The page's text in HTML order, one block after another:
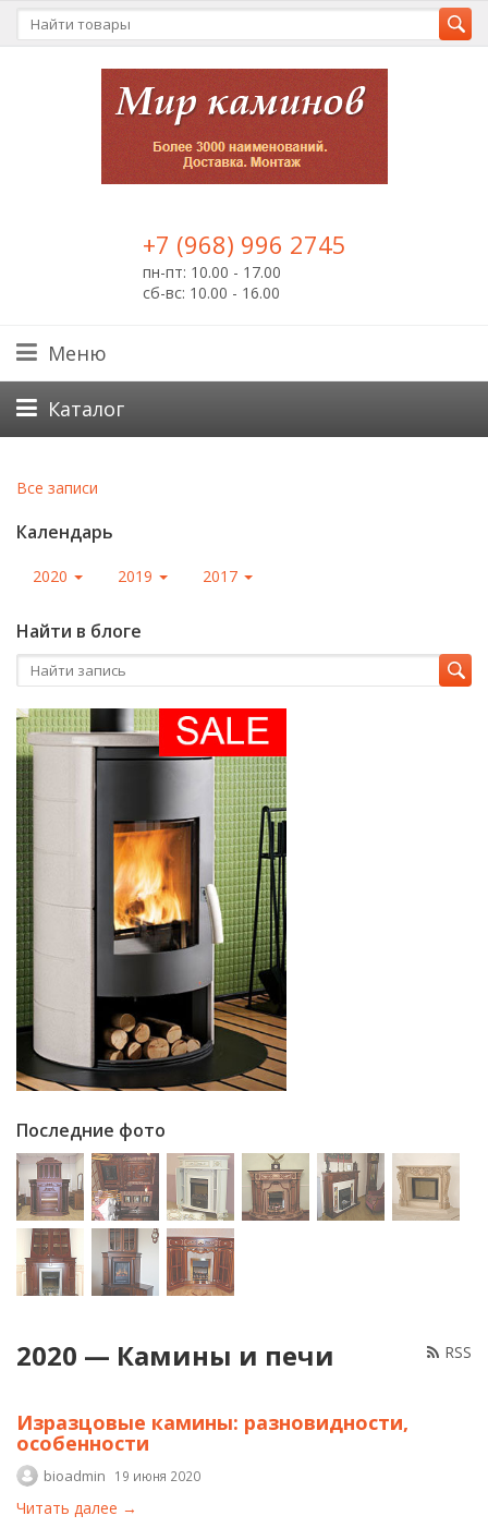
+7 (968) 996 2745
пн-пт: 10.00 - 17.00
сб-вс: 10.00 - 16.00
Меню
Каталог
Все записи
Календарь
2020 2019 2017
Найти в блоге
Последние фото
RSS
2020 — Камины и печи
Изразцовые камины: разновидности,
особенности
bioadmin 19 июня 2020
Читать далее →